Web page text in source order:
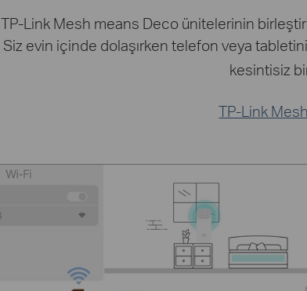
TP-Link Mesh means Deco ünitelerinin
Siz evin içinde dolaşırken telefon veya
kesintisiz
TP-Link